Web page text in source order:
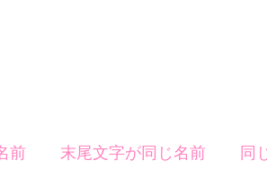
前 末尾文字が同じ名前 同